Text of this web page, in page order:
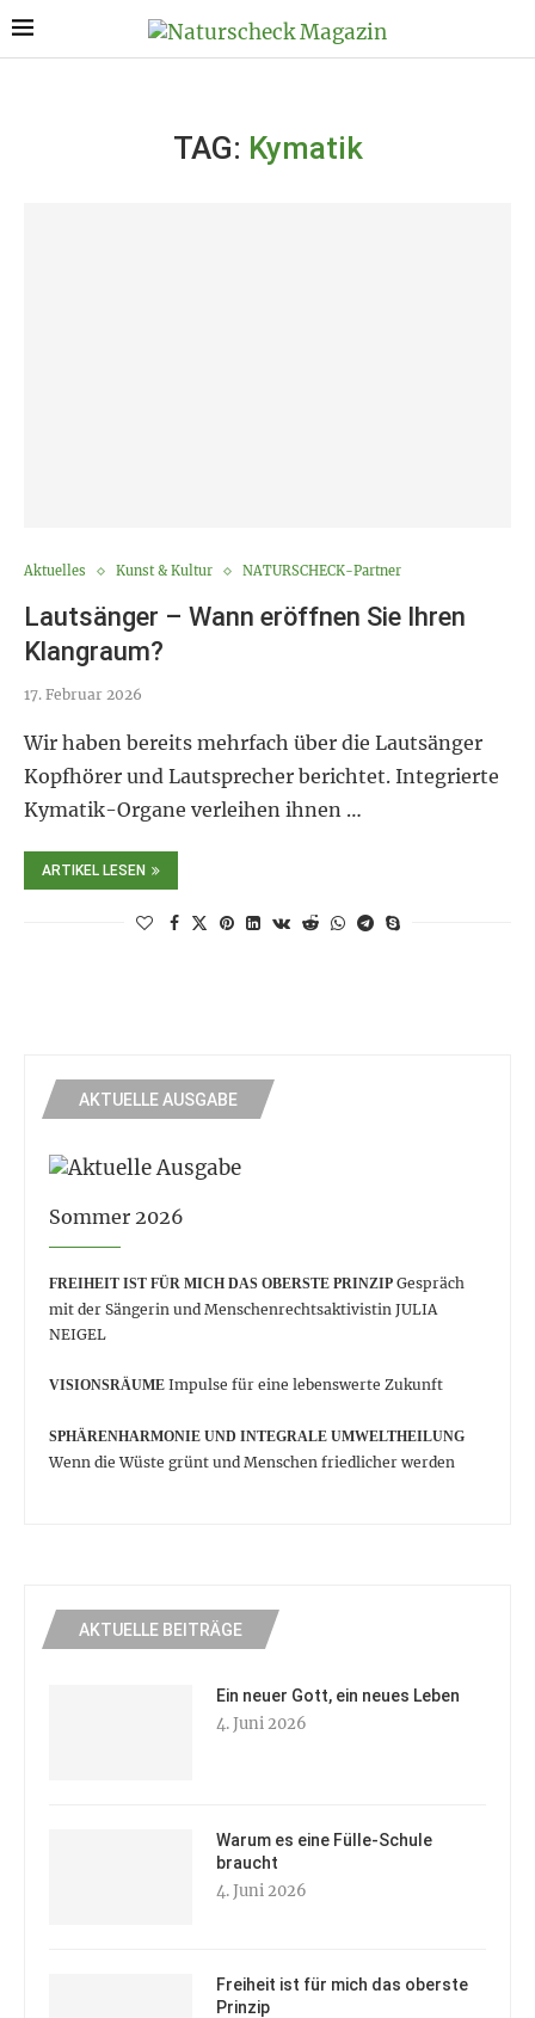
TAG: Kymatik
Aktuelles Kunst & Kultur NATURSCHECK-Partner
Lautsänger – Wann eröffnen Sie Ihren
Klangraum?
17. Februar 2026
Wir haben bereits mehrfach über die Lautsänger
Kopfhörer und Lautsprecher berichtet. Integrierte
Kymatik-Organe verleihen ihnen …
ARTIKEL LESEN
AKTUELLE AUSGABE
Sommer 2026
FREIHEIT IST FÜR MICH DAS OBERSTE PRINZIP Gespräch
mit der Sängerin und Menschenrechtsaktivistin JULIA
NEIGEL
VISIONSRÄUME Impulse für eine lebenswerte Zukunft
SPHÄRENHARMONIE UND INTEGRALE UMWELTHEILUNG
Wenn die Wüste grünt und Menschen friedlicher werden
AKTUELLE BEITRÄGE
Ein neuer Gott, ein neues Leben
4. Juni 2026
Warum es eine Fülle-Schule
braucht
4. Juni 2026
Freiheit ist für mich das oberste
Prinzip